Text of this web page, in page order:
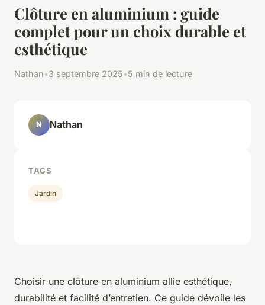
Clôture en aluminium : guide
complet pour un choix durable et
esthétique
Nathan•3 septembre 2025•5 min de lecture
Choisir une clôture en aluminium allie esthétique,
durabilité et facilité d’entretien. Ce guide dévoile les
N Nathan
TAGS
Jardin